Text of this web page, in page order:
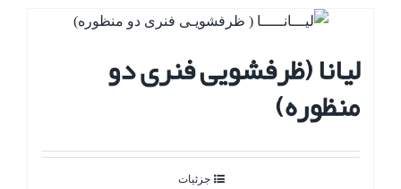
لیانا (ظرفشویی فنری دو
منظوره)
جزئیات